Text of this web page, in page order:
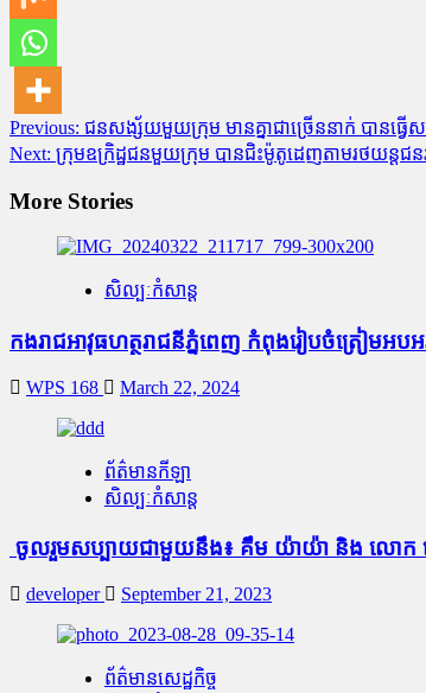
Post
navigation
Previous: ជនសង្ស័យ​មួយក្រុម មាន​គ្នា​ជាច្រើន​នាក់ បានធ្វើ​
Next: ក្រុមឧក្រិដ្ឋជនមួយក្រុម បានជិះម៉ូតូដេញតាមរថយន្តជ
More Stories
សិល្បៈកំសាន្ត
កងរាជអាវុធហត្ថរាជនីភ្នំពេញ កំពុងរៀបចំត្រៀមអ
WPS 168 March 22, 2024
ព័ត៌មានកីឡា
សិល្បៈកំសាន្ត
ចូលរួមសប្បាយជាមួយនឹង៖ គឹម យ៉ាយ៉ា និង លោក ស
developer September 21, 2023
ព័ត៌មានសេដ្ឋកិច្ច